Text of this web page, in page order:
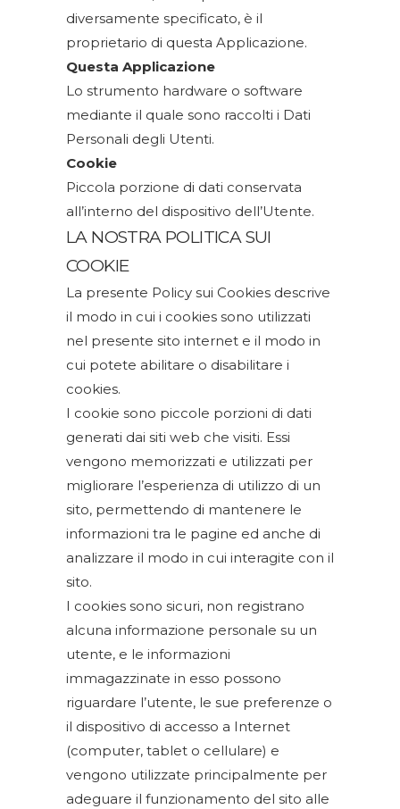
diversamente specificato, è il
proprietario di questa Applicazione.
Questa Applicazione
Lo strumento hardware o software
mediante il quale sono raccolti i Dati
Personali degli Utenti.
Cookie
Piccola porzione di dati conservata
all’interno del dispositivo dell’Utente.
LA NOSTRA POLITICA SUI
COOKIE
La presente Policy sui Cookies descrive
il modo in cui i cookies sono utilizzati
nel presente sito internet e il modo in
cui potete abilitare o disabilitare i
cookies.
I cookie sono piccole porzioni di dati
generati dai siti web che visiti. Essi
vengono memorizzati e utilizzati per
migliorare l’esperienza di utilizzo di un
sito, permettendo di mantenere le
informazioni tra le pagine ed anche di
analizzare il modo in cui interagite con il
sito.
I cookies sono sicuri, non registrano
alcuna informazione personale su un
utente, e le informazioni
immagazzinate in esso possono
riguardare l’utente, le sue preferenze o
il dispositivo di accesso a Internet
(computer, tablet o cellulare) e
vengono utilizzate principalmente per
adeguare il funzionamento del sito alle